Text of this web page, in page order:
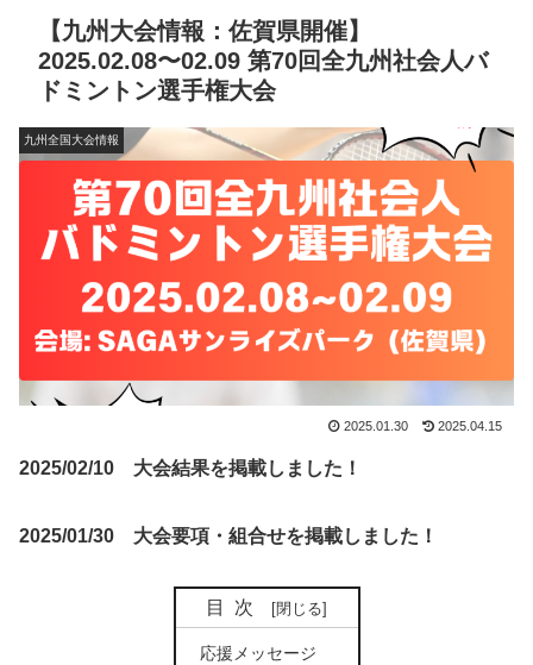
【九州大会情報：佐賀県開催】
2025.02.08〜02.09 第70回全九州社会人バ
ドミントン選手権大会
九州全国大会情報
2025.01.30 2025.04.15
2025/02/10 大会結果を掲載しました！
2025/01/30 大会要項・組合せを掲載しました！
目次
応援メッセージ